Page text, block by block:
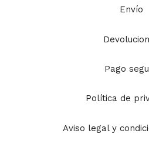
Envío
Pago
Política de
Aviso legal y